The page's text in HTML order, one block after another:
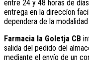
entre 24 y 48 horas de
entrega en la direccíon
dependera de la
Farmacia la Goletja CB
salida del pedido del
mediante el envío de un